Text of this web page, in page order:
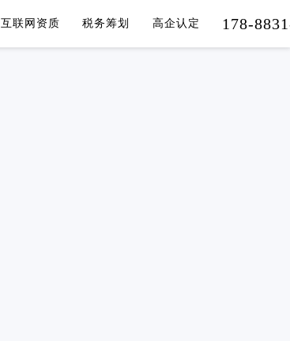
互联网资质 税务筹划 高企认定 178-